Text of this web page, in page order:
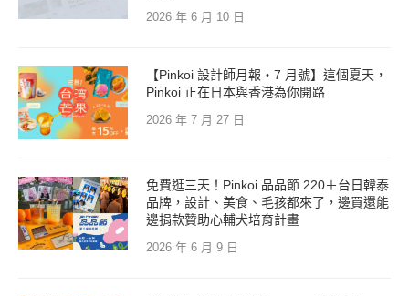
2026 年 6 月 10 日
【Pinkoi 設計師月報・7 月號】這個夏天，
Pinkoi 正在日本與香港為你開路
2026 年 7 月 27 日
免費逛三天！Pinkoi 品品節 220＋台日韓泰
品牌，設計、美食、毛孩都來了，邊買還能
邊捐款贊助心輔犬培育計畫
2026 年 6 月 9 日